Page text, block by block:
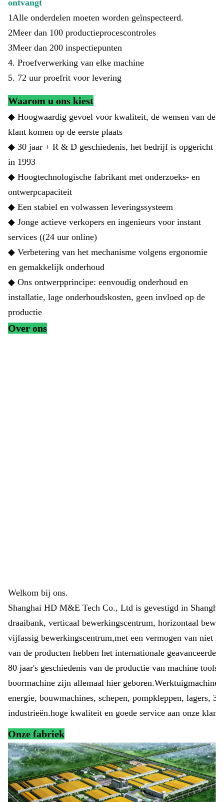
ontvangt
1Alle onderdelen moeten worden geïnspecteerd.
2Meer dan 100 productieprocescontroles
3Meer dan 200 inspectiepunten
4. Proefverwerking van elke machine
5. 72 uur proefrit voor levering
Waarom u ons kiest
◆ Hoogwaardig gevoel voor kwaliteit, de wensen van de
klant komen op de eerste plaats
◆ 30 jaar + R & D geschiedenis, het bedrijf is opgericht
in 1993
◆ Hoogtechnologische fabrikant met onderzoeks- en
ontwerpcapaciteit
◆ Een stabiel en volwassen leveringssysteem
◆ Jonge actieve verkopers en ingenieurs voor instant
services ((24 uur online)
◆ Verbetering van het mechanisme volgens ergonomie
en gemakkelijk onderhoud
◆ Ons ontwerpprincipe: eenvoudig onderhoud en
installatie, lage onderhoudskosten, geen invloed op de
productie
Over ons
Welkom bij ons.
Shanghai HD M&E Tech Co., Ltd is gevestigd in
draaibank, verticaal bewerkingscentrum, horizontaal
vijfassig bewerkingscentrum,met een vermogen van niet
van de producten hebben het internationale geavanceerde
80 jaar's geschiedenis van de productie van machine
boormachine zijn allemaal hier
energie, bouwmachines, schepen, pompkleppen, lagers,
industrieën.hoge kwaliteit en goede service aan onze
Onze fabriek